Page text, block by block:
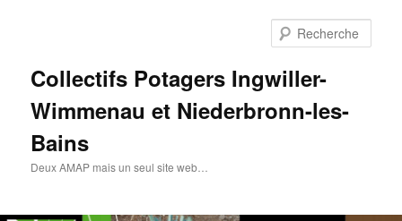
Collectifs Potagers Ingwiller-
Wimmenau et Niederbronn-les-
Bains
Deux AMAP mais un seul site web…